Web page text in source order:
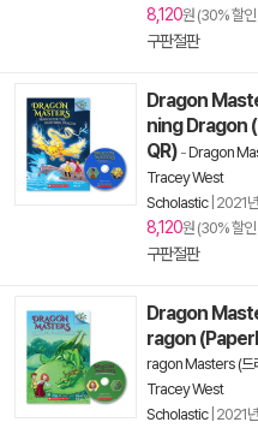
8,120원 (30% 할
구판절판
Dragon
ning Dragon
QR) -Dragon
Tracey West
Scholastic| 2021
8,120원 (30% 할
구판절판
Dragon
ragon
ragon Masters (드
Tracey West
Scholastic| 2021